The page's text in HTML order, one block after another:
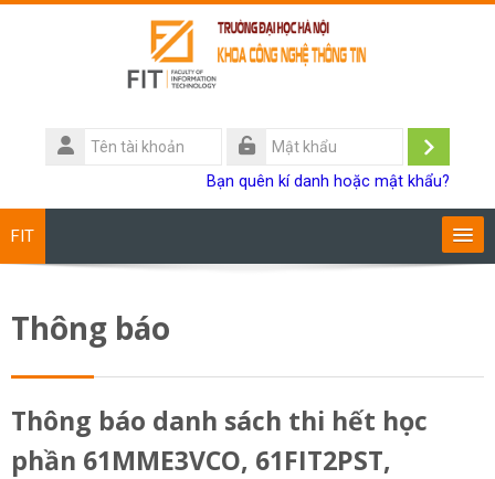
Tên
tài
Đăng
Bạn quên kí danh hoặc mật khẩu?
FIT
Giảng viên
Sinh viên
Research
Thông báo
Thông báo danh sách thi hết học
phần 61MME3VCO, 61FIT2PST,